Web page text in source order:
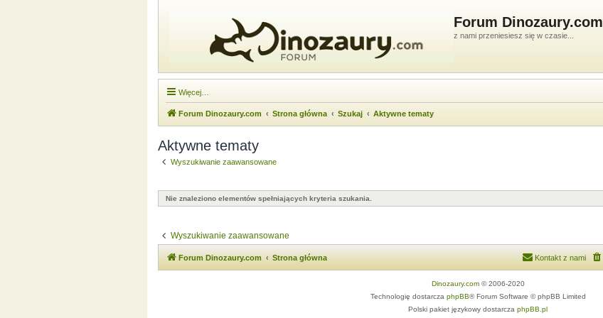
Forum Dinozaury.com
z nami przeniesiesz się w czasie...
Więcej…
Forum Dinozaury.com Strona główna Szukaj Aktywne tematy
Aktywne tematy
Wyszukiwanie zaawansowane
Nie znaleziono elementów spełniających kryteria szukania.
Wyszukiwanie zaawansowane
Forum Dinozaury.com Strona główna Kontakt z nami
Dinozaury.com© 2006-2020
Technologię dostarcza phpBB® Forum Software © phpBB Limited
Polski pakiet językowy dostarcza phpBB.pl